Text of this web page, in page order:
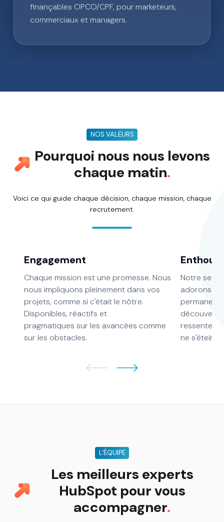
finançables OPCO/CPF, pour marketeurs,
commerciaux et managers.
NOS VALEURS
Pourquoi nous nous levons
chaque matin.
Voici ce qui guide chaque décision, chaque mission, chaque
recrutement.
Engagement
Chaque mission est une promesse. Nous
nous impliquons pleinement dans vos
projets, comme si c'était le nôtre.
Disponibles, réactifs et
pragmatiques sur les avancées comme
sur les obstacles.
Notre
adorons
ressentez
ne s'éteint
L'ÉQUIPE
Les meilleurs experts
HubSpot pour vous
accompagner.